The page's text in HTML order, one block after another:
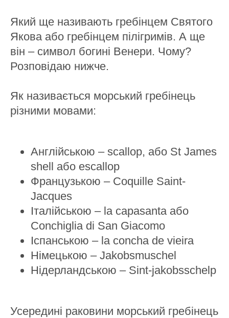
Який ще називають гребінцем Святого
Якова або гребінцем пілігримів. А ще
він – символ богині Венери. Чому?
Розповідаю нижче.
Як називається морський гребінець
різними мовами:
Англійською – scallop, або St James
shell або escallop
Французькою – Coquille Saint-
Jacques
Італійською – la capasanta або
Conchiglia di San Giacomo
Іспанською – la concha de vieira
Німецькою – Jakobsmuschel
Нідерландською – Sint-jakobsschelp
Усередині раковини морський гребінець